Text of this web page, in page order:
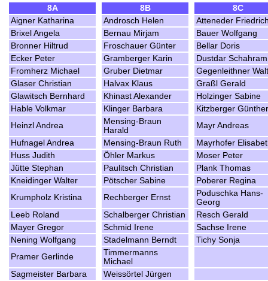
8A 8B
8C
Aigner Katharina
Androsch Helen
Atteneder
Brixel Angela
Bernau Mirjam
Bauer Wolfgang
Bronner Hiltrud
Froschauer Günter
Bellar Doris
Ecker Peter
Gramberger Karin
Dustdar Schahram
Fromherz Michael
Gruber Dietmar
Gegenleithner
Glaser Christian
Halvax Klaus
Graßl Gerald
Glawitsch Bernhard
Khinast Alexander
Holzinger Sabine
Hable Volkmar
Klinger Barbara
Kitzberger Günther
Heinzl Andrea
Mensing-Braun
Harald
Mayr Andreas
Hufnagel Andrea
Mensing-Braun Ruth
Mayrhofer
Huss Judith
Öhler Markus
Moser Peter
Jütte Stephan
Paulitsch Christian
Plank Thomas
Kneidinger Walter
Pötscher Sabine
Poberer Regina
Krumpholz Kristina
Rechberger Ernst
Poduschka Hans-
Georg
Leeb Roland
Schalberger Christian
Resch Gerald
Mayer Gregor
Schmid Irene
Sachse Irene
Nening Wolfgang
Stadelmann Berndt
Tichy Sonja
Pramer Gerlinde
Timmermanns
Michael
Sagmeister Barbara
Weissörtel Jürgen